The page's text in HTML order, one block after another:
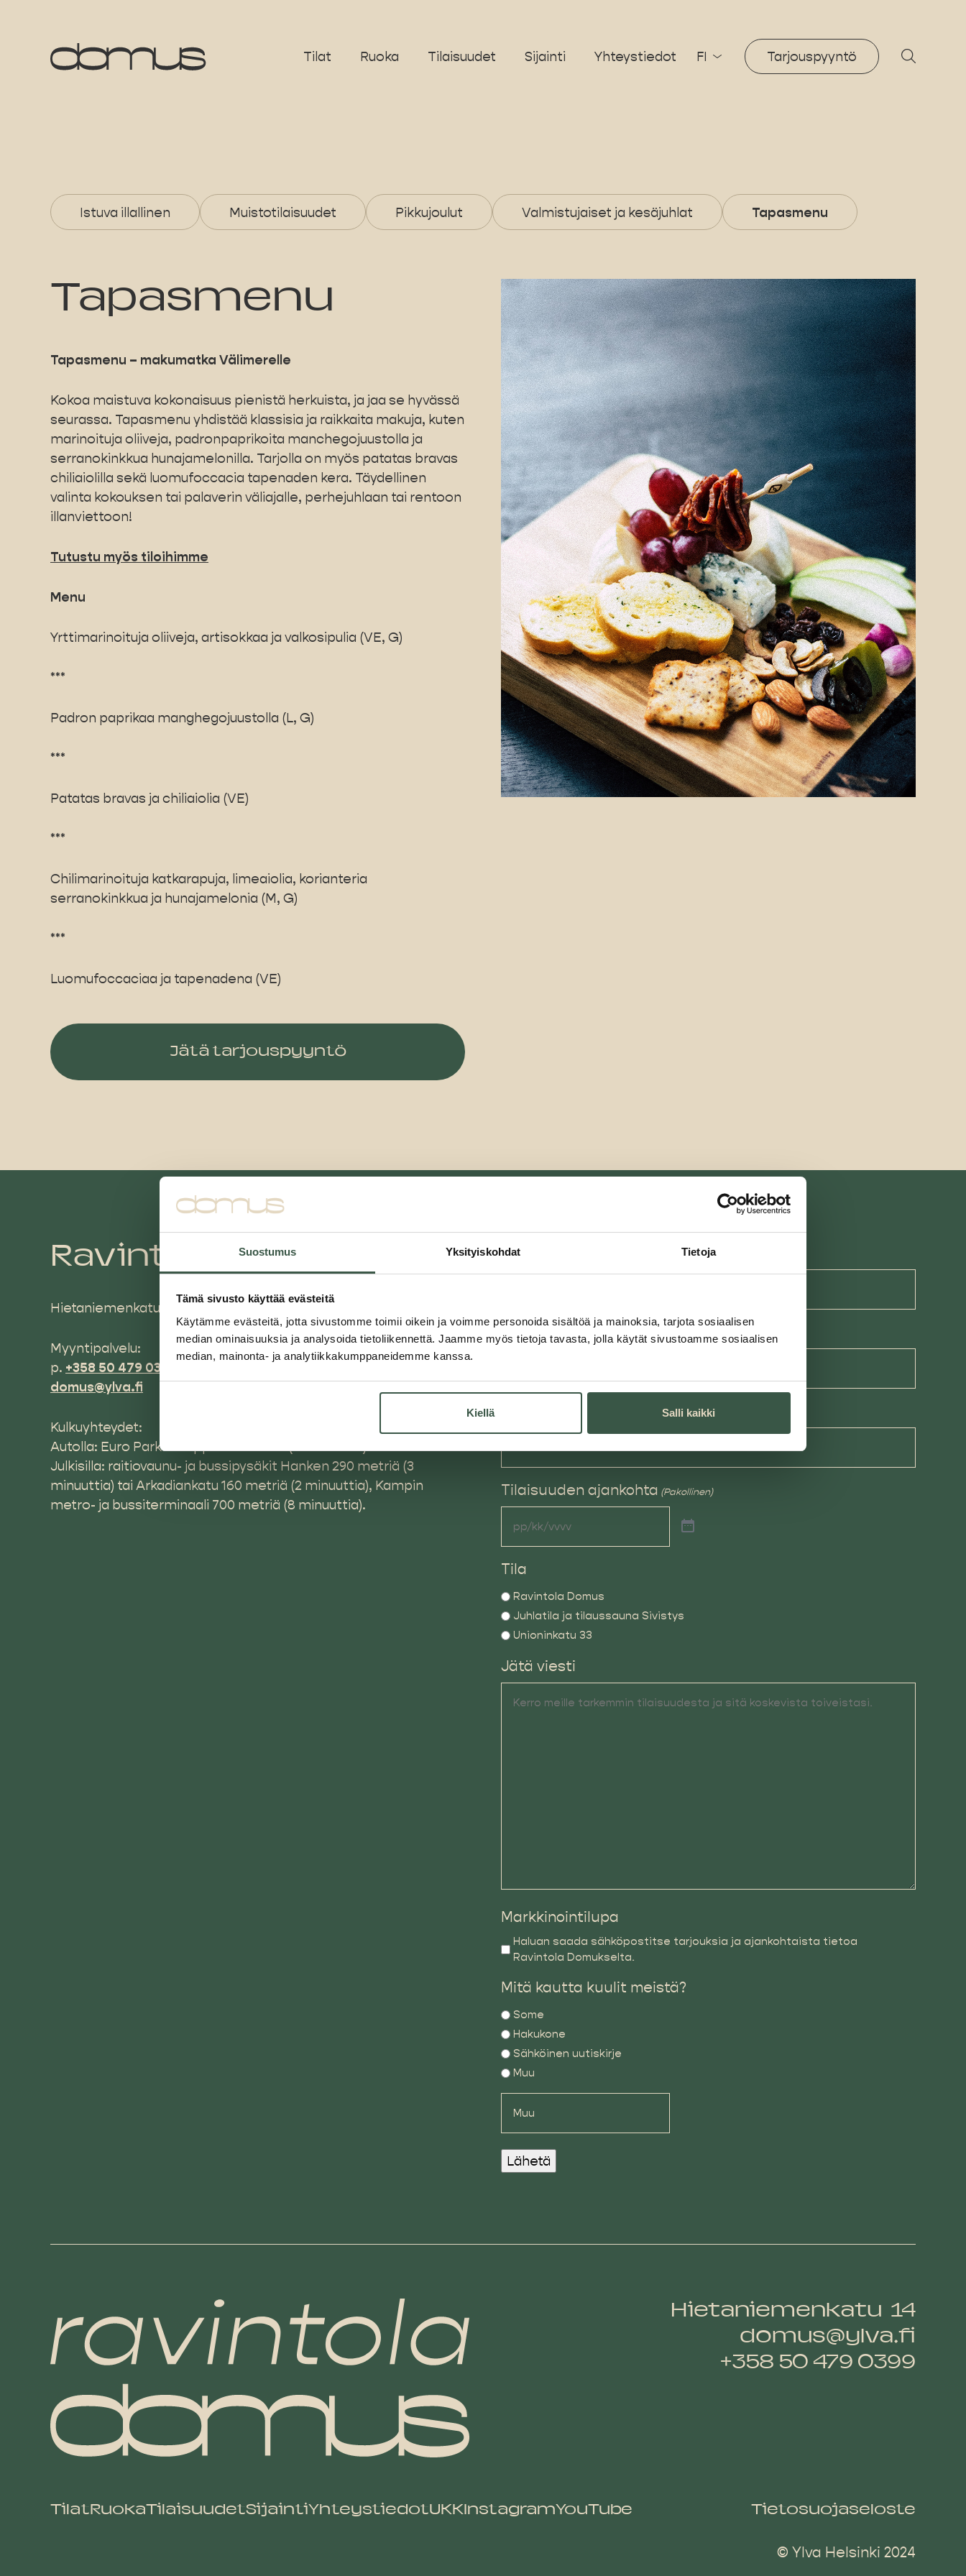
Suostumus Yksityiskohdat Tietoja
Tämä sivusto käyttää evästeitä
Käytämme evästeitä, jotta sivustomme toimii oikein ja voimme personoida sisältöä ja mainoksia, tarjota sosiaalisen
median ominaisuuksia ja analysoida tietoliikennettä. Jaamme myös tietoja tavasta, jolla käytät sivustoamme sosiaalisen
median, mainonta- ja analytiikkakumppaneidemme kanssa.
Kiellä Salli kaikki
Tilat Ruoka Tilaisuudet Sijainti Yhteystiedot FI Tarjouspyyntö
Istuva illallinen Muistotilaisuudet Pikkujoulut Valmistujaiset ja kesäjuhlat Tapasmenu
Tapasmenu
Tapasmenu – makumatka Välimerelle
Kokoa maistuva kokonaisuus pienistä herkuista, ja jaa se hyvässä
seurassa. Tapasmenu yhdistää klassisia ja raikkaita makuja, kuten
marinoituja oliiveja, padronpaprikoita manchegojuustolla ja
serranokinkkua hunajamelonilla. Tarjolla on myös patatas bravas
chiliaiolilla sekä luomufoccacia tapenaden kera. Täydellinen
valinta kokouksen tai palaverin väliajalle, perhejuhlaan tai rentoon
illanviettoon!
Tutustu myös tiloihimme
Menu
Yrttimarinoituja oliiveja, artisokkaa ja valkosipulia (VE, G)
***
Padron paprikaa manghegojuustolla (L, G)
***
Patatas bravas ja chiliaiolia (VE)
***
Chilimarinoituja katkarapuja, limeaiolia, korianteria
serranokinkkua ja hunajamelonia (M, G)
***
Luomufoccaciaa ja tapenadena (VE)
Jätä tarjouspyyntö
Ravintola Domus
Hietaniemenkatu 14, 00100 Helsinki
Myyntipalvelu:
p. +358 50 479 0399
ma-pe klo 9–15,
domus@ylva.fi
Kulkuyhteydet:
Autolla: Euro Park Kamppi 650 metriä (9 minuuttia).
Julkisilla: raitiovaunu- ja bussipysäkit Hanken 290 metriä (3
minuuttia) tai Arkadiankatu 160 metriä (2 minuuttia), Kampin
metro- ja bussiterminaali 700 metriä (8 minuuttia).
Nimesi
Puhelinnumero (Pakollinen)
Tilaisuuden ajankohta (Pakollinen)
Tila
Ravintola Domus
Juhlatila ja tilaussauna Sivistys
Unioninkatu 33
Jätä viesti
Markkinointilupa
Haluan saada sähköpostitse tarjouksia ja ajankohtaista tietoa
Ravintola Domukselta.
Mitä kautta kuulit meistä?
Some
Hakukone
Sähköinen uutiskirje
Muu
Lähetä
Hietaniemenkatu 14
domus@ylva.fi
+358 50 479 0399
Tilat Ruoka TilaisuudetSijainti YhteystiedotUKK InstagramYouTube Tietosuojaseloste
© Ylva Helsinki 2024